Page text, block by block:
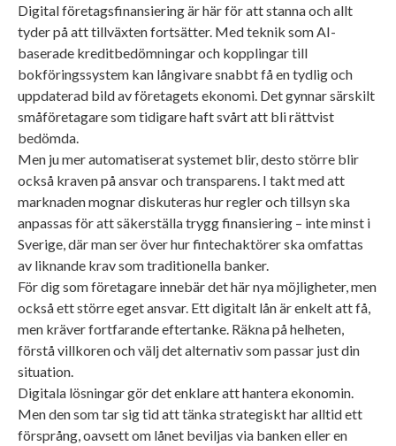
Digital företagsfinansiering är här för att stanna och allt
tyder på att tillväxten fortsätter. Med teknik som AI-
baserade kreditbedömningar och kopplingar till
bokföringssystem kan långivare snabbt få en tydlig och
uppdaterad bild av företagets ekonomi. Det gynnar särskilt
småföretagare som tidigare haft svårt att bli rättvist
bedömda.
Men ju mer automatiserat systemet blir, desto större blir
också kraven på ansvar och transparens. I takt med att
marknaden mognar diskuteras hur regler och tillsyn ska
anpassas för att säkerställa trygg finansiering – inte minst i
Sverige, där man ser över hur fintechaktörer ska omfattas
av liknande krav som traditionella banker.
För dig som företagare innebär det här nya möjligheter, men
också ett större eget ansvar. Ett digitalt lån är enkelt att få,
men kräver fortfarande eftertanke. Räkna på helheten,
förstå villkoren och välj det alternativ som passar just din
situation.
Digitala lösningar gör det enklare att hantera ekonomin.
Men den som tar sig tid att tänka strategiskt har alltid ett
försprång, oavsett om lånet beviljas via banken eller en